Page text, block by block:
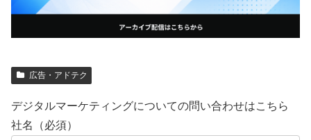
広告・アドテク
デジタルマーケティングについての問い合わせはこちら
社名（必須）